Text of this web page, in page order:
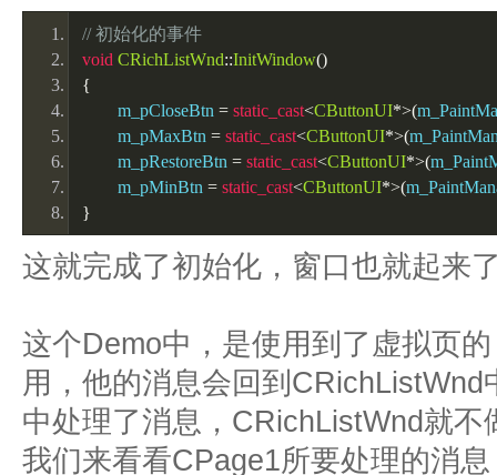
// 初始化的事件
void CRichListWnd::InitWindow()
{
	m_pCloseBtn
= static_cast<CButtonUI*>(
	m_pMaxBtn
= static_cast<CButtonUI*>(
	m_pRestoreBtn
= static_cast<CButtonUI*>(
	m_pMinBtn
= static_cast<CButtonUI*>(
}
这就完成了初始化，窗口也就起来
这个Demo中，是使用到了虚拟页
用，他的消息会回到
中处理了消息，CRichListWnd就不
我们来看看CPage1所要处理的消息